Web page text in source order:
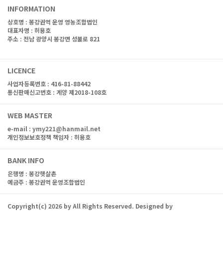
INFORMATION
상호명 : 봉강권역 운영 영농조합법인
대표자명 : 허용호
주소 : 전남 광양시 봉강면 성불로 821
LICENCE
사업자등록번호 : 416-81-88442
통신판매신고번호 : 계양 제2018-108호
WEB MASTER
e-mail : ymy221@hanmail.net
개인정보보호정책 책임자 : 허용호
BANK INFO
은행명 : 봉강햇살촌
예금주 : 봉강권역 운영조합법인
Copyright(c) 2026 byAll Rights Reserved. Designed by